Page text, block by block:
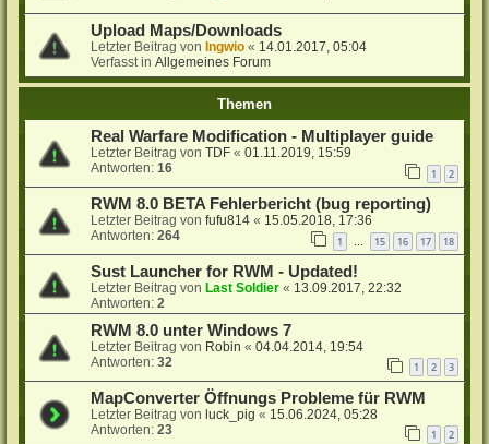
Upload Maps/Downloads
Letzter Beitrag von Ingwio « 14.01.2017, 05:04
Verfasst inAllgemeines Forum
Themen
Real Warfare Modification - Multiplayer guide
Letzter Beitrag vonTDF «01.11.2019, 15:59
Antworten:16 1 2
RWM 8.0 BETA Fehlerbericht (bug reporting)
Letzter Beitrag vonfufu814 « 15.05.2018, 17:36
Antworten:264 1 15 16 17 18
Sust Launcher for RWM - Updated!
Letzter Beitrag vonLast Soldier « 13.09.2017, 22:32
Antworten:2
RWM 8.0 unter Windows 7
Letzter Beitrag von Robin «04.04.2014, 19:54
Antworten:32 1 2 3
MapConverter Öffnungs Probleme für RWM
Letzter Beitrag vonluck_pig « 15.06.2024, 05:28
Antworten:23 1 2